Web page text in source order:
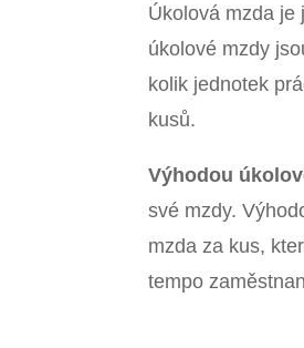
Úkolová mzda je
úkolové mzdy
kolik jednotek
kusů.
Výhodou
své mzdy.
mzda za kus,
tempo